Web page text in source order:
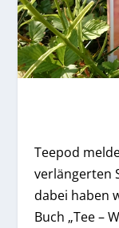
Teepod
verlängerten
dabei haben
Buch „Tee –